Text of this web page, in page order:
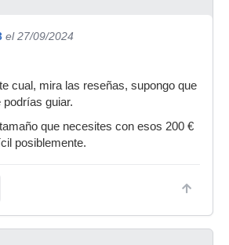
el 27/09/2024
cual, mira las reseñas, supongo que
guiar.
que necesites con esos 200 €
posiblemente.